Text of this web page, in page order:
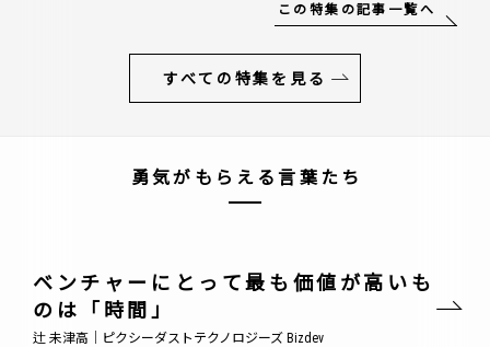
この特集の記事一覧へ
すべての特集を見る
勇気がもらえる言葉たち
ベンチャーにとって最も価値が高いも
のは「時間」
辻 未津高｜ピクシーダストテクノロジーズ Bizdev